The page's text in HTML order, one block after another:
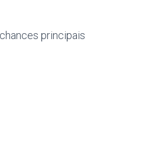
principais